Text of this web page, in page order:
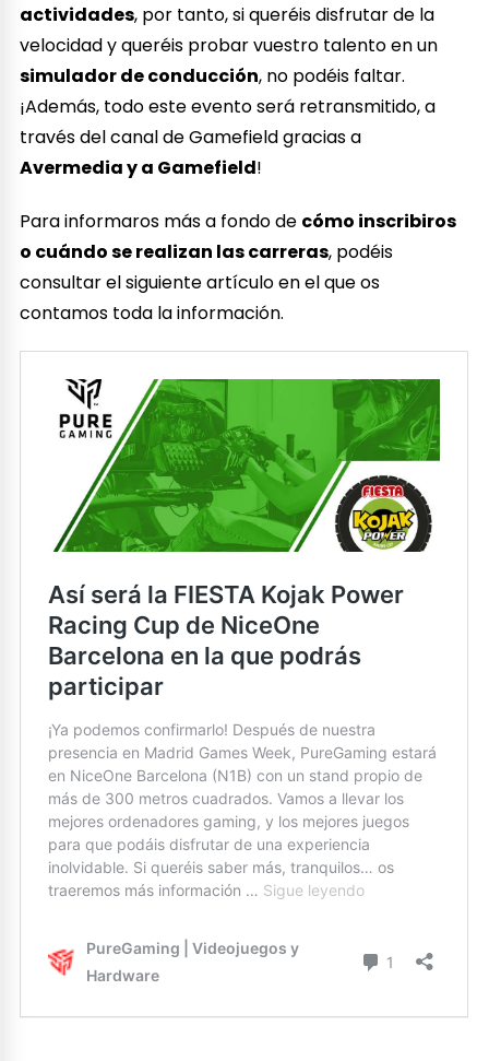
actividades, por tanto, si queréis disfrutar de la
velocidad y queréis probar vuestro talento en un
simulador de conducción, no podéis faltar.
¡Además, todo este evento será retransmitido, a
través del canal de Gamefield gracias a
Avermedia y a Gamefield!
Para informaros más a fondo de cómo inscribiros
o cuándo se realizan las carreras, podéis
consultar el siguiente artículo en el que os
contamos toda la información.